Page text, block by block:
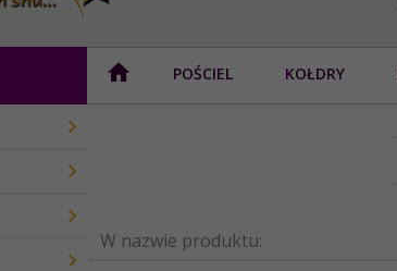
POŚCIEL KOŁDRY
W nazwie produktu: